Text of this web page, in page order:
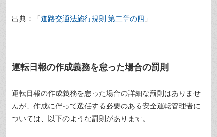
出典：「道路交通法施行規則 第二章の四 」
運転日報の作成義務を怠った場合の罰則
運転日報の作成義務を怠った場合の詳細な罰則はありませ
んが、作成に伴って選任する必要のある安全運転管理者に
ついては、以下のような罰則があります。